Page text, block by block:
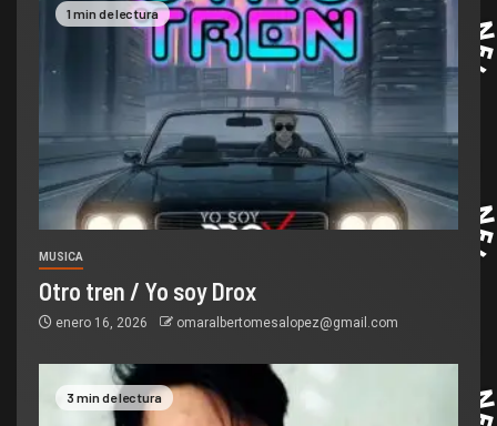
1 min de lectura
MUSICA
Otro tren / Yo soy Drox
enero 16, 2026 omaralbertomesalopez@gmail.com
3 min de lectura